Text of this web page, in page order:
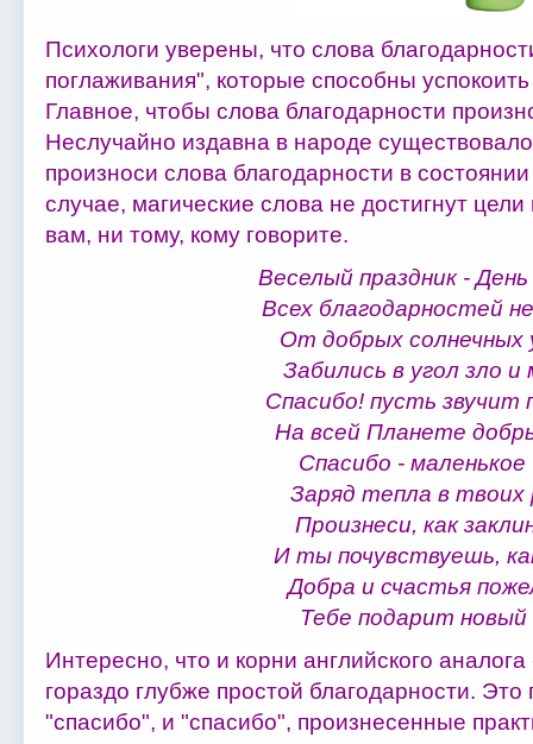
Психологи уверены, что слова
поглаживания", которые способны
Главное, чтобы слова благодарности
Неслучайно издавна в народе
произноси слова благодарности в
случае, магические слова не достигнут
вам, ни тому, кому говорите.
Веселый праздник - День
Всех благодарностей
От добрых солнечных
Забились в угол зло и
Спасибо! пусть звучит
На всей Планете
Спасибо - маленькое
Заряд тепла в твоих
Произнеси, как
И ты почувствуешь,
Добра и счастья
Тебе подарит новый
Интересно, что и корни английского
гораздо глубже простой благодарности. Это
"спасибо", и "спасибо", произнесенные